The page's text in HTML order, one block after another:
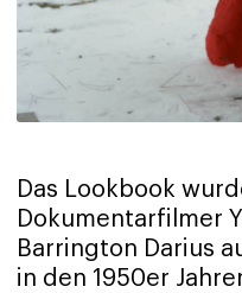
Das Lookbook
Dokumentarfilmer
Barrington Darius
in den 1950er